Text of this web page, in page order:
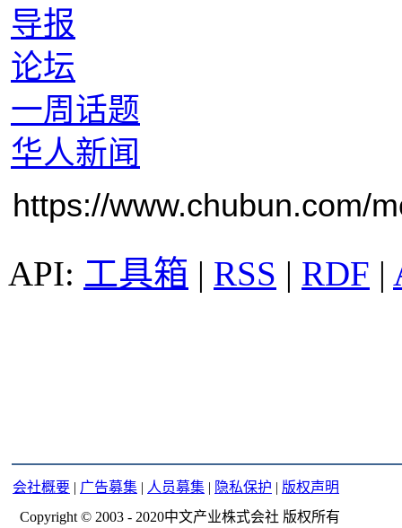
导报
论坛
一周话题
华人新闻
https://www.chubun.com/
工具箱 | RSS | RDF |
会社概要 | 广告募集 | 人员募集 | 隐私保护 | 版权声明
Copyright © 2003 - 2020中文产业株式会社 版权所有